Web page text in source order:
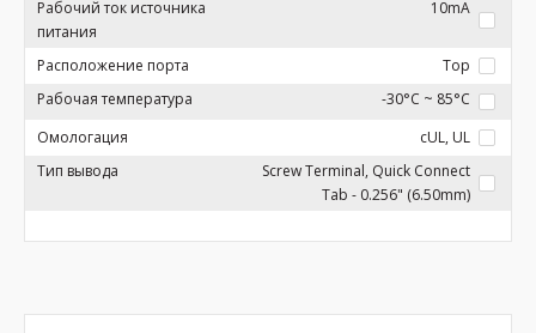
Рабочий ток источника
питания
10mA
Расположение порта
Top
Рабочая температура
-30°C ~ 85°C
Омологация
cUL, UL
Тип вывода
Screw Terminal, Quick Connect
Tab - 0.256" (6.50mm)